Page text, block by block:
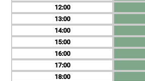
12
13
14
15
16
17
18